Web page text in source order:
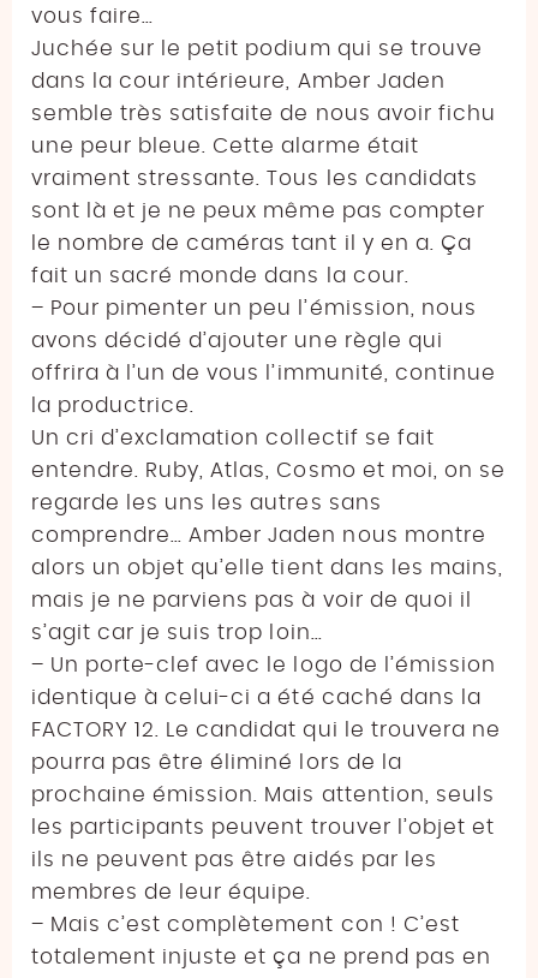
vous faire…
Juchée sur le petit podium qui se trouve
dans la cour intérieure, Amber Jaden
semble très satisfaite de nous avoir fichu
une peur bleue. Cette alarme était
vraiment stressante. Tous les candidats
sont là et je ne peux même pas compter
le nombre de caméras tant il y en a. Ça
fait un sacré monde dans la cour.
– Pour pimenter un peu l’émission, nous
avons décidé d’ajouter une règle qui
offrira à l’un de vous l’immunité, continue
la productrice.
Un cri d’exclamation collectif se fait
entendre. Ruby, Atlas, Cosmo et moi, on se
regarde les uns les autres sans
comprendre… Amber Jaden nous montre
alors un objet qu’elle tient dans les mains,
mais je ne parviens pas à voir de quoi il
s’agit car je suis trop loin…
– Un porte-clef avec le logo de l’émission
identique à celui-ci a été caché dans la
FACTORY 12. Le candidat qui le trouvera ne
pourra pas être éliminé lors de la
prochaine émission. Mais attention, seuls
les participants peuvent trouver l’objet et
ils ne peuvent pas être aidés par les
membres de leur équipe.
– Mais c’est complètement con ! C’est
totalement injuste et ça ne prend pas en